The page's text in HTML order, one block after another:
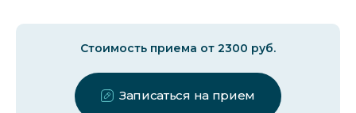
Стоимость приема от 2300 руб.
Записаться на прием